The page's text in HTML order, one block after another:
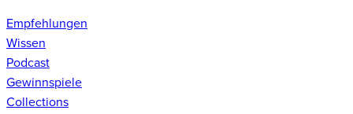
Empfehlungen
Wissen
Podcast
Gewinnspiele
Collections